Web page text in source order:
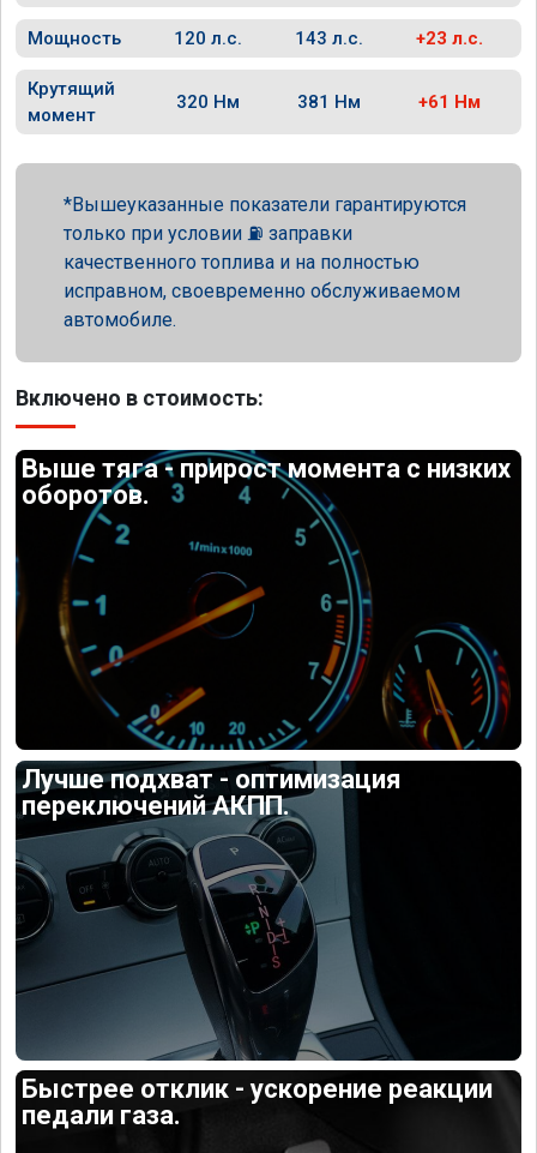
Мощность 120 л.с. 143 л.с. +23 л.с.
Крутящий
момент
320 Нм 381 Нм +61 Нм
Вышеуказанные показатели гарантируются
только при условии ⛽ заправки
качественного топлива и на полностью
исправном, своевременно обслуживаемом
автомобиле.
Включено в стоимость:
Выше тяга - прирост момента с низких
оборотов.
Лучше подхват - оптимизация
переключений АКПП.
Быстрее отклик - ускорение реакции
педали газа.